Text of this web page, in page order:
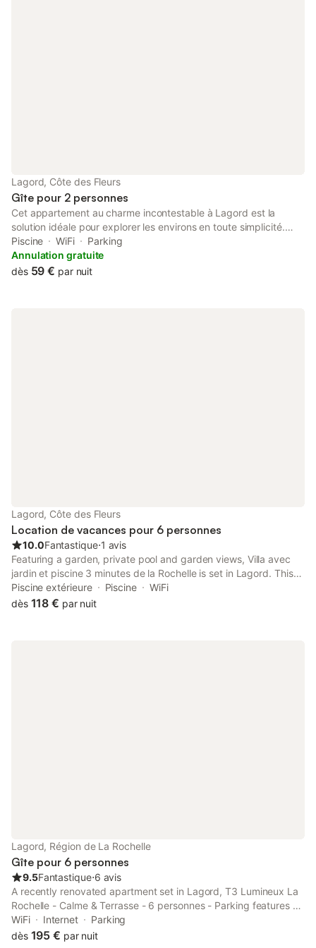
Lagord, Côte des Fleurs
Gîte pour 2 personnes
Cet appartement au charme incontestable à Lagord est la
solution idéale pour explorer les environs en toute simplicité.
Grâce au parking de l'hébergement, vous pourrez aisément
faire le trajet de 7 minutes jusqu'à Vieux Port ou de 7 minutes
jusqu'à Baie de Biscaye. De retour de votre passionnant périple,
Piscine WiFi
Parking
Annulation gratuite
dès 59 € par nuit
Lagord, Côte des Fleurs
Location de vacances pour 6 personnes
10.0Fantastique⋅1 avis
Featuring a garden, private pool and garden views, Villa avec
jardin et piscine 3 minutes de la Rochelle is set in Lagord. This
property offers access to a terrace, free private parking and
free WiFi. The property is non-smoking and is situated 4.
Piscine extérieure Piscine
WiFi
dès 118 € par nuit
Lagord, Région de La Rochelle
Gîte pour 6 personnes
9.5Fantastique⋅6 avis
A recently renovated apartment set in Lagord, T3 Lumineux La
Rochelle - Calme & Terrasse - 6 personnes - Parking features a
garden. This apartment offers free private parking, bicycle
parking and free WiFi.
WiFi Internet
Parking
dès 195 € par nuit